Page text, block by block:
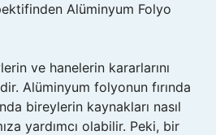
Alüminyum Folyo
ve hanelerin kararlarını
Alüminyum folyonun fırında
bireylerin kaynakları nasıl
yardımcı olabilir. Peki, bir